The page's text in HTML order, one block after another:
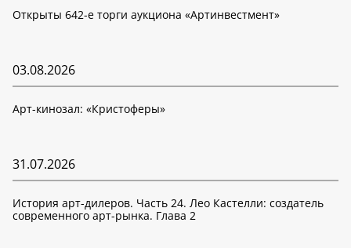
Открыты 642-е торги аукциона «Артинвестмент»
03.08.2026
Арт-кинозал: «Кристоферы»
31.07.2026
История арт-дилеров. Часть 24. Лео Кастелли: создатель
современного арт-рынка. Глава 2